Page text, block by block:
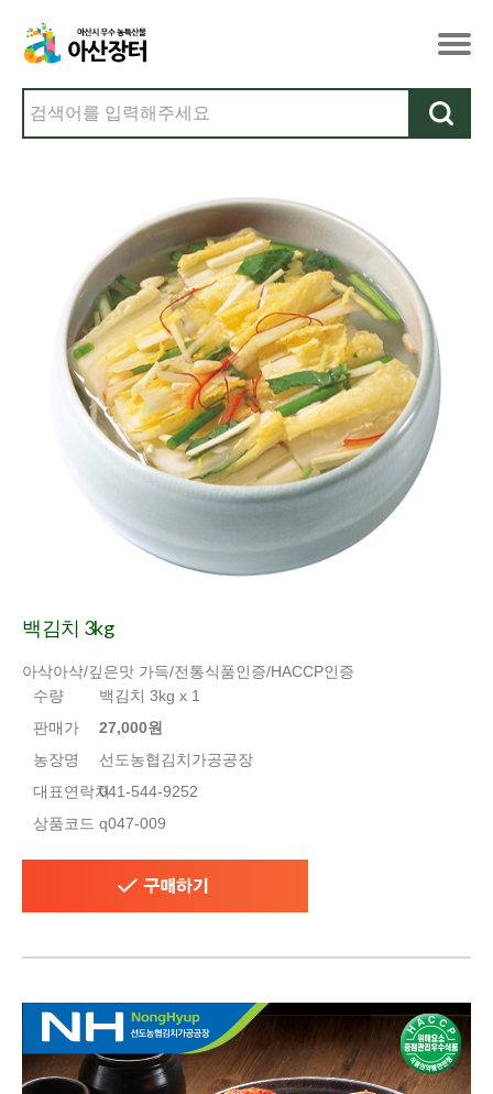
백김치 3kg
아삭아삭/깊은맛 가득/전통식품인증/HACCP인증
수량
백김치 3kg x 1
판매가
27,000원
농장명
선도농협김치가공공장
대표연락처041-544-9252
상품코드 q047-009